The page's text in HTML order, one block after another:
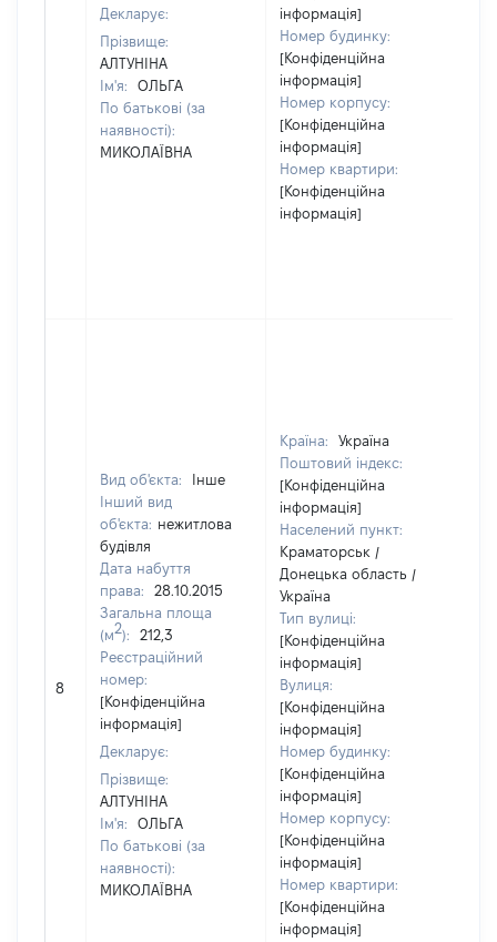
Декларує:
Прізвище:
АЛТУНІНА
Ім'я:
ОЛЬГА
По батькові (за
наявності):
МИКОЛАЇВНА
інформація]
Номер будинку:
[Конфіденційна
інформація]
Номер корпусу:
[Конфіденційна
інформація]
Номер квартири:
[Конфіденційна
інформація]
8
Вид об'єкта:
Інше
Інший вид
об'єкта: нежитлова
будівля
Дата набуття
права:
28.10.2015
Загальна площа
(м2):
212,3
Реєстраційний
номер:
[Конфіденційна
інформація]
Декларує:
Прізвище:
АЛТУНІНА
Ім'я:
ОЛЬГА
По батькові (за
наявності):
МИКОЛАЇВНА
Країна:
Україна
Поштовий індекс:
[Конфіденційна
інформація]
Населений пункт:
Краматорськ /
Донецька область /
Україна
Тип вулиці:
[Конфіденційна
інформація]
Вулиця:
[Конфіденційна
інформація]
Номер будинку:
[Конфіденційна
інформація]
Номер корпусу:
[Конфіденційна
інформація]
Номер квартири:
[Конфіденційна
інформація]